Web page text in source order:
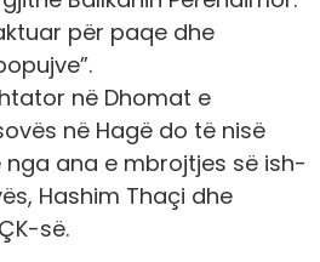
për paqe dhe
në Dhomat e
në Hagë do të nisë
ana e mbrojtjes së ish-
Hashim Thaçi dhe
së.